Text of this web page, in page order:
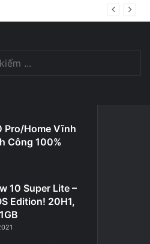
Pro/Home Vĩnh
Công 100%
10 Super Lite –
Edition! 20H1,